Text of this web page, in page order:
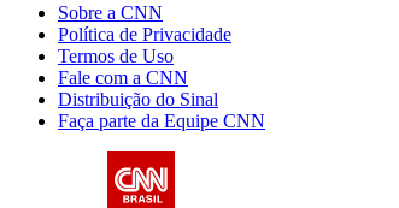
Sobre a CNN
Política de Privacidade
Termos de Uso
Fale com a CNN
Distribuição do Sinal
Faça parte da Equipe CNN